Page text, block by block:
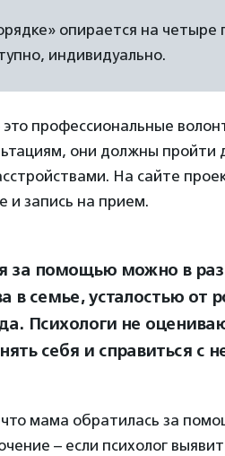
опирается на
индивидуально.
это профессиональные
они должны
На сайте
и запись на прием.
за помощью можно в
в семье, усталостью от
Психологи не
себя и справиться с
мама обратилась за
– если психолог